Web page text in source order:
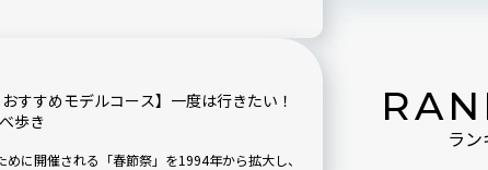
すすめモデルコース】一度は行きたい！
歩き
めに開催される「春節祭」を1994年から拡大し、
ラン